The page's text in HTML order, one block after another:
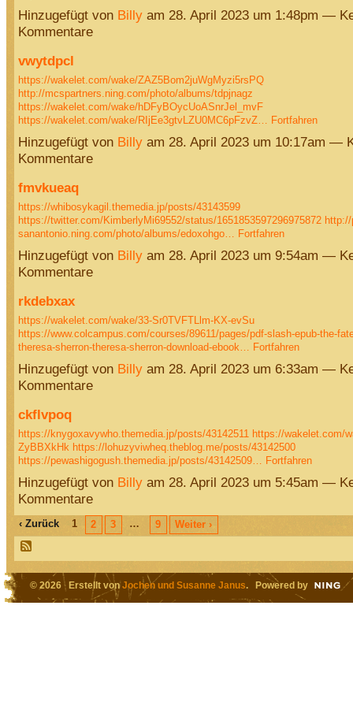
Hinzugefügt von Billyam 28. April 2023 um 1:48pm —
Kommentare
vwytdpcl
https://wakelet.com/wake/ZAZ5Bom2juWgMyzi5rsPQ
http://mcspartners.ning.com/photo/albums/tdpjnagz
https://wakelet.com/wake/hDFyBOycUoASnrJel_mvF
https://wakelet.com/wake/RIjEe3gtvLZU0MC6pFzvZ…
Fortfahren
Hinzugefügt von Billyam 28. April 2023 um 10:17am —
Kommentare
fmvkueaq
https://whibosykagil.themedia.jp/posts/43143599
https://twitter.com/KimberlyMi69552/status/1651853597296975872 http://
sanantonio.ning.com/photo/albums/edoxohgo…
Fortfahren
Hinzugefügt von Billyam 28. April 2023 um 9:54am —
Kommentare
rkdebxax
https://wakelet.com/wake/33-Sr0TVFTLlm-KX-evSu
https://www.colcampus.com/courses/89611/pages/pdf-slash-epub-the-
theresa-sherron-theresa-sherron-download-ebook…
Fortfahren
Hinzugefügt von Billyam 28. April 2023 um 6:33am —
Kommentare
ckflvpoq
https://knygoxavywho.themedia.jp/posts/43142511 https://wakelet.com/
ZyBBXkHk https://lohuzyviwheq.theblog.me/posts/43142500
https://pewashigogush.themedia.jp/posts/43142509…
Fortfahren
Hinzugefügt von Billyam 28. April 2023 um 5:45am —
Kommentare
‹ Zurück 1 2 3 … 9 Weiter ›
© 2026 Erstellt vonJochen und Susanne Janus. Powered by